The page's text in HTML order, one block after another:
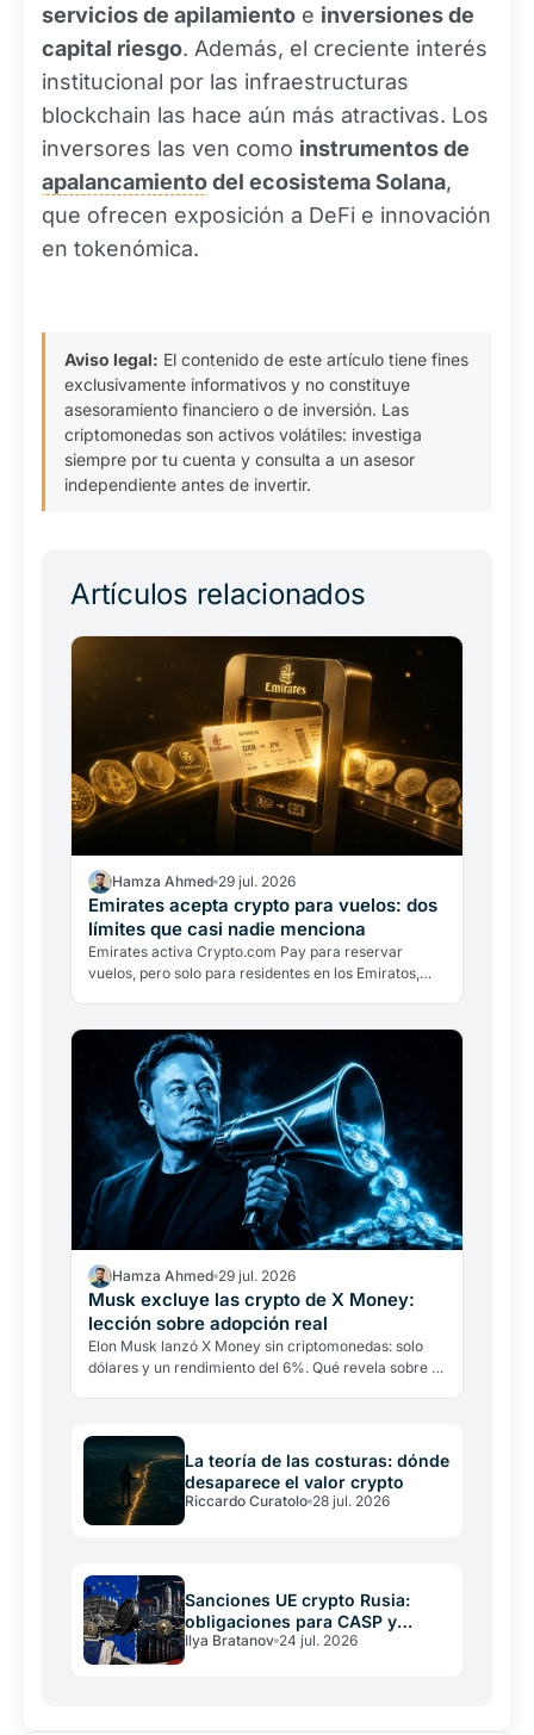
servicios de apilamiento e inversiones de
capital riesgo. Además, el creciente interés
institucional por las infraestructuras
blockchain las hace aún más atractivas. Los
inversores las ven como instrumentos de
apalancamientodel ecosistema Solana,
que ofrecen exposición a DeFi e innovación
en tokenómica.
Aviso legal: El contenido de este artículo tiene fines
exclusivamente informativos y no constituye
asesoramiento financiero o de inversión. Las
criptomonedas son activos volátiles: investiga
siempre por tu cuenta y consulta a un asesor
independiente antes de invertir.
Artículos relacionados
Hamza Ahmed 29 jul. 2026
Emirates acepta crypto para vuelos: dos
límites que casi nadie menciona
Emirates activa Crypto.com Pay para reservar
vuelos, pero solo para residentes en los Emiratos,
Hamza Ahmed 29 jul. 2026
Musk excluye las crypto de X Money:
lección sobre adopción real
Elon Musk lanzó X Money sin criptomonedas: solo
dólares y un rendimiento del 6%. Qué revela sobre la
La teoría de las costuras: dónde
desaparece el valor crypto
Riccardo Curatolo 28 jul. 2026
Sanciones UE crypto Rusia:
obligaciones para CASP y
operadores
Ilya Bratanov 24 jul. 2026